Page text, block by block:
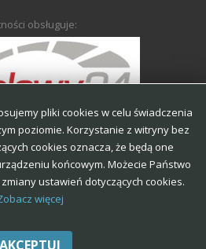
obsługuje:
ogłoszeń Polityka prywatności
pliki cookies w celu świadczenia
poziomie. Korzystanie z witryny bez
cookies oznacza, że będą one
końcowym. Możecie Państwo
ustawień dotyczących cookies.
więcej
AKCEPTUJ